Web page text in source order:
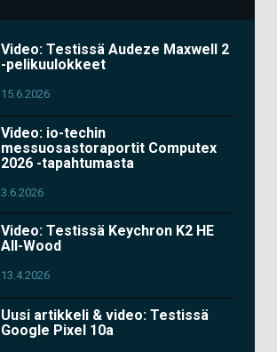
Video: Testissä Audeze Maxwell 2
-pelikuulokkeet
15.6.2026
Video: io-techin
messuosastoraportit Computex
2026 -tapahtumasta
3.6.2026
Video: Testissä Keychron K2 HE
All-Wood
13.4.2026
Uusi artikkeli & video: Testissä
Google Pixel 10a